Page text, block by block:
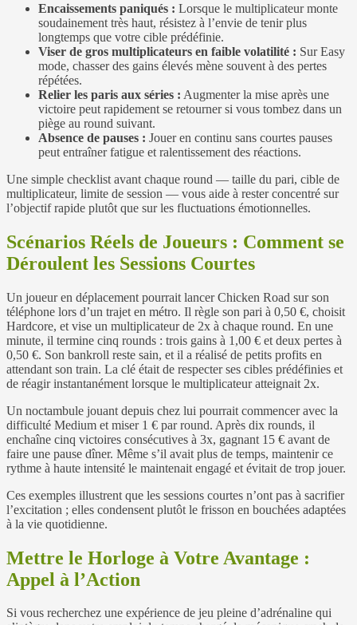
Encaissements paniqués : Lorsque le multiplicateur monte
soudainement très haut, résistez à l’envie de tenir plus
longtemps que votre cible prédéfinie.
Viser de gros multiplicateurs en faible volatilité : Sur Easy
mode, chasser des gains élevés mène souvent à des pertes
répétées.
Relier les paris aux séries : Augmenter la mise après une
victoire peut rapidement se retourner si vous tombez dans un
piège au round suivant.
Absence de pauses : Jouer en continu sans courtes pauses
peut entraîner fatigue et ralentissement des réactions.
Une simple checklist avant chaque round — taille du pari, cible de
multiplicateur, limite de session — vous aide à rester concentré sur
l’objectif rapide plutôt que sur les fluctuations émotionnelles.
Scénarios Réels de Joueurs : Comment se
Déroulent les Sessions Courtes
Un joueur en déplacement pourrait lancer Chicken Road sur son
téléphone lors d’un trajet en métro. Il règle son pari à 0,50 €, choisit
Hardcore, et vise un multiplicateur de 2x à chaque round. En une
minute, il termine cinq rounds : trois gains à 1,00 € et deux pertes à
0,50 €. Son bankroll reste sain, et il a réalisé de petits profits en
attendant son train. La clé était de respecter ses cibles prédéfinies et
de réagir instantanément lorsque le multiplicateur atteignait 2x.
Un noctambule jouant depuis chez lui pourrait commencer avec la
difficulté Medium et miser 1 € par round. Après dix rounds, il
enchaîne cinq victoires consécutives à 3x, gagnant 15 € avant de
faire une pause dîner. Même s’il avait plus de temps, maintenir ce
rythme à haute intensité le maintenait engagé et évitait de trop jouer.
Ces exemples illustrent que les sessions courtes n’ont pas à sacrifier
l’excitation ; elles condensent plutôt le frisson en bouchées adaptées
à la vie quotidienne.
Mettre le Horloge à Votre Avantage :
Appel à l’Action
Si vous recherchez une expérience de jeu pleine d’adrénaline qui